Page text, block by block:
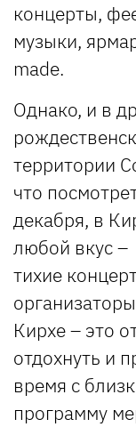
концерты,
музыки,
made.
Однако, и в
территории
что
декабря, в
любой вкус
тихие
Кирхе – это
отдохнуть и
время с
программу